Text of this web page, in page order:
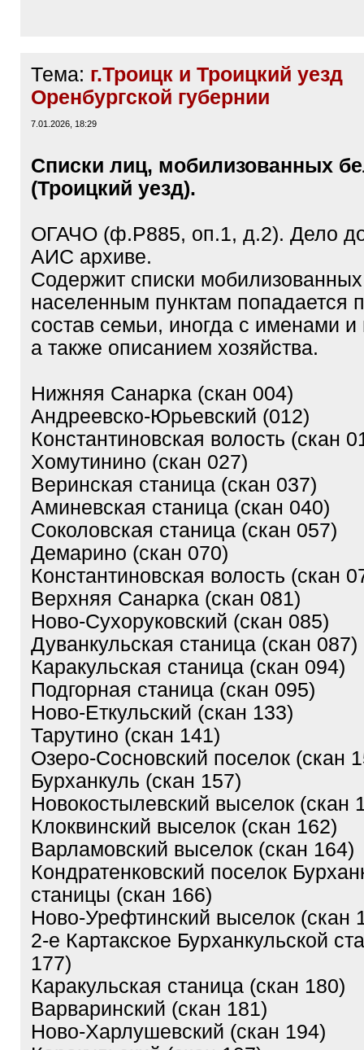
Тема: г.Троицк и Троицкий уезд
Оренбургской губернии
7.01.2026, 18:29
Списки лиц, мобилизованных
(Троицкий уезд).
ОГАЧО (ф.Р885, оп.1, д.2). Дело
АИС архиве.
Содержит списки
населенным пунктам попадается
состав семьи, иногда с именами и
а также описанием хозяйства.
Нижняя Санарка (скан 004)
Андреевско-Юрьевский (012)
Константиновская волость (скан
Хомутинино (скан 027)
Веринская станица (скан 037)
Аминевская станица (скан 040)
Соколовская станица (скан 057)
Демарино (скан 070)
Константиновская волость (скан
Верхняя Санарка (скан 081)
Ново-Сухоруковский (скан 085)
Дуванкульская станица (скан 087)
Каракульская станица (скан 094)
Подгорная станица (скан 095)
Ново-Еткульский (скан 133)
Тарутино (скан 141)
Озеро-Сосновский поселок (скан
Бурханкуль (скан 157)
Новокостылевский выселок (скан
Клоквинский выселок (скан 162)
Варламовский выселок (скан 164)
Кондратенковский поселок
станицы (скан 166)
Ново-Урефтинский выселок (скан
2-е Картакское Бурханкульской
177)
Каракульская станица (скан 180)
Варваринский (скан 181)
Ново-Харлушевский (скан 194)